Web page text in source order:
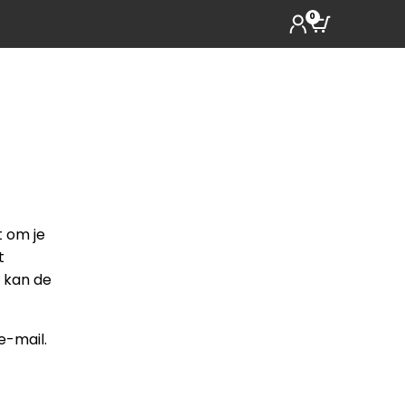
0
om je
de
mail.